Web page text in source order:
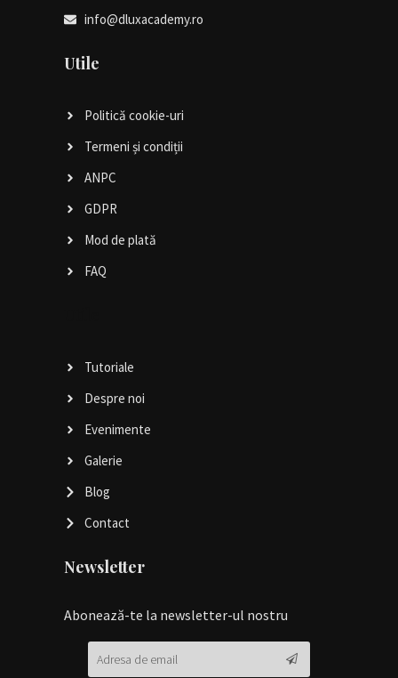
info@dluxacademy.ro
Utile
Politică cookie-uri
Termeni și condiții
ANPC
GDPR
Mod de plată
FAQ
Tutoriale
Despre noi
Evenimente
Galerie
Blog
Contact
Newsletter
Abonează-te la newsletter-ul nostru